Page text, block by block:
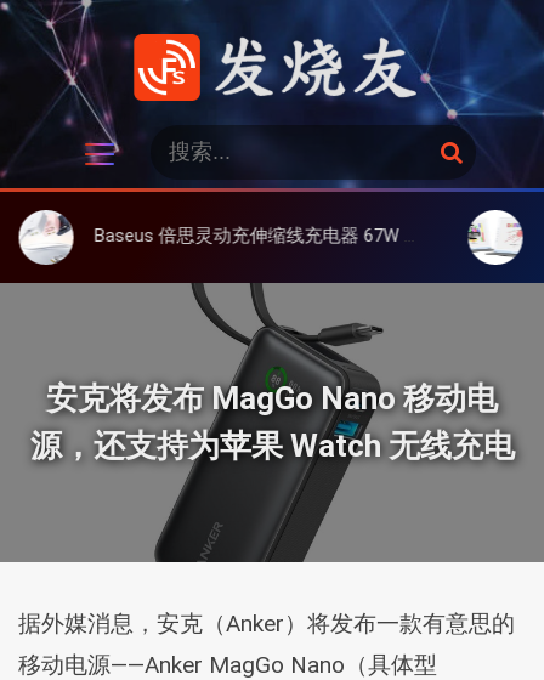
跳
发烧友
：
搜
索
Baseus 倍思灵动充伸缩线充电器 67W 3C，超耐用可伸缩线、氮化镓、3C多设备同时充 大上
安克将发布 MagGo Nano 移动电
源，还支持为苹果 Watch 无线充电
据外媒消息，安克（Anker）将发布一款有意思的
移动电源——Anker MagGo Nano（具体型